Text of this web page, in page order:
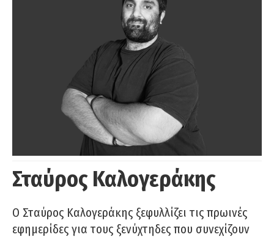
Σταύρος Καλογεράκης
Ο Σταύρος Καλογεράκης ξεφυλλίζει τις πρωινές
εφημερίδες για τους ξενύχτηδες που συνεχίζουν